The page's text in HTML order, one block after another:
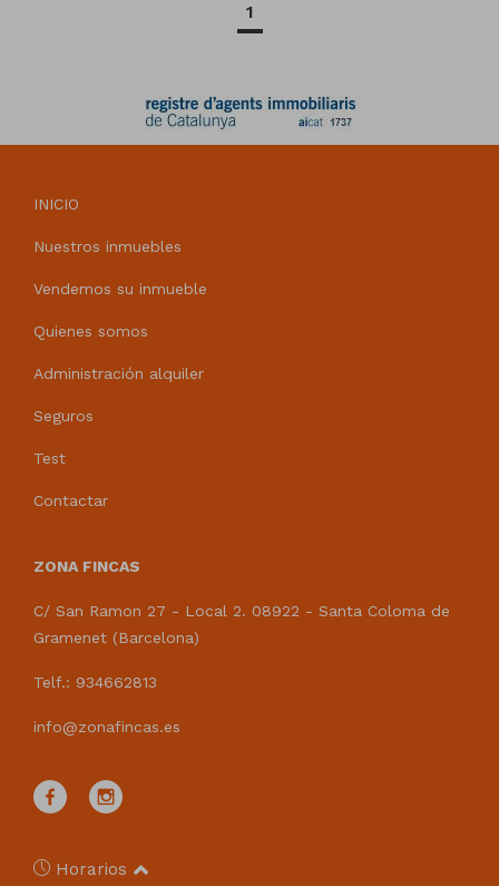
1
INICIO
Nuestros inmuebles
Vendemos su inmueble
Quienes somos
Administración alquiler
Seguros
Test
Contactar
ZONA FINCAS
C/ San Ramon 27 - Local 2. 08922 - Santa Coloma de
Gramenet (Barcelona)
Telf.: 934662813
info@zonafincas.es
Horarios